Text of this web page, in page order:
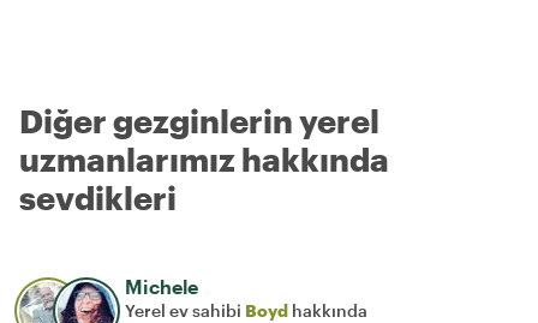
Diğer gezginlerin yerel
uzmanlarımız hakkında
sevdikleri
Michele
Yerel ev sahibi Boyd hakkında